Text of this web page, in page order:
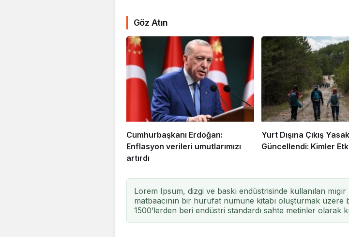
Göz Atın
Cumhurbaşkanı Erdoğan:
Enflasyon verileri umutlarımızı
artırdı
Yurt Dışına Çıkış
Güncellendi: Kimler
Lorem Ipsum, dizgi ve baskı endüstrisinde kullanılan
matbaacının bir hurufat numune kitabı oluşturmak üzere
1500’lerden beri endüstri standardı sahte metinler olarak